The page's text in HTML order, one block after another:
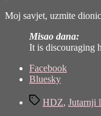
Moj savjet, uzmite
Misao dana:
It is discouraging
Share
"Javna
Facebook
Bluesky
TagsHDZ, Jutarnji